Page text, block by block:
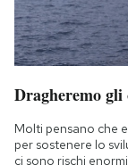
Dragheremo gli
Molti pensano che
per sostenere lo
ci sono rischi enormi